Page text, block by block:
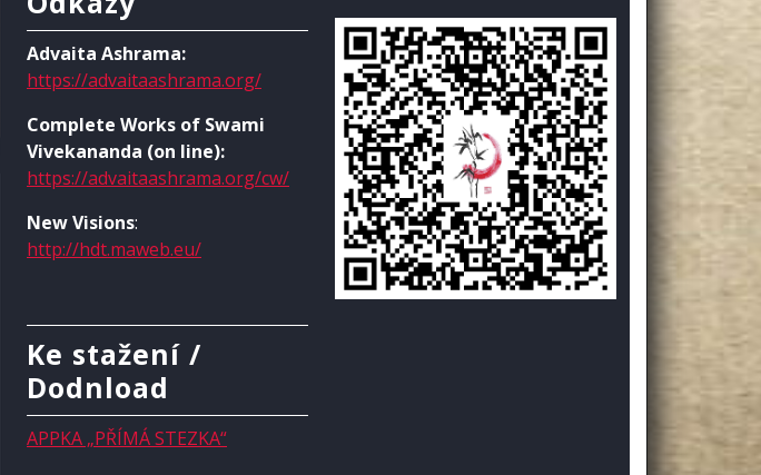
Advaita Ashrama:
https://advaitaashrama.org/
Complete Works of Swami
Vivekananda (on line):
https://advaitaashrama.org/cw/
New Visions:
http://hdt.maweb.eu/
Ke stažení /
Dodnload
APPKA „PŘÍMÁ STEZKA“